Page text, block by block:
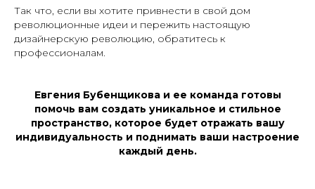
Так что, если вы хотите привнести в свой дом
революционные идеи и пережить настоящую
дизайнерскую революцию, обратитесь к
профессионалам.
Евгения Бубенщикова и ее команда готовы
помочь вам создать уникальное и стильное
пространство, которое будет отражать вашу
индивидуальность и поднимать ваши настроение
каждый день.